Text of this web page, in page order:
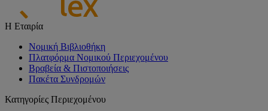
Η Εταιρία
Νομική Βιβλιοθήκη
Πλατφόρμα Νομικού Περιεχομένου
Βραβεία & Πιστοποιήσεις
Πακέτα Συνδρομών
Κατηγορίες Περιεχομένου